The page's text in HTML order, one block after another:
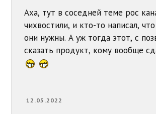
Аха, тут в соседней теме рос
чихвостили, и кто-то написал,
они нужны. А уж тогда этот, с
сказать продукт, кому вообще
12.05.2022